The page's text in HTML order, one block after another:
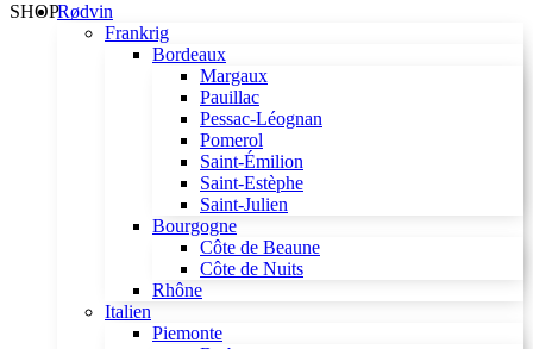
Rødvin
Frankrig
Bordeaux
Margaux
Pauillac
Pessac-Léognan
Pomerol
Saint-Émilion
Saint-Estèphe
Saint-Julien
Bourgogne
Côte de Beaune
Côte de Nuits
Rhône
Italien
Piemonte
SHOP